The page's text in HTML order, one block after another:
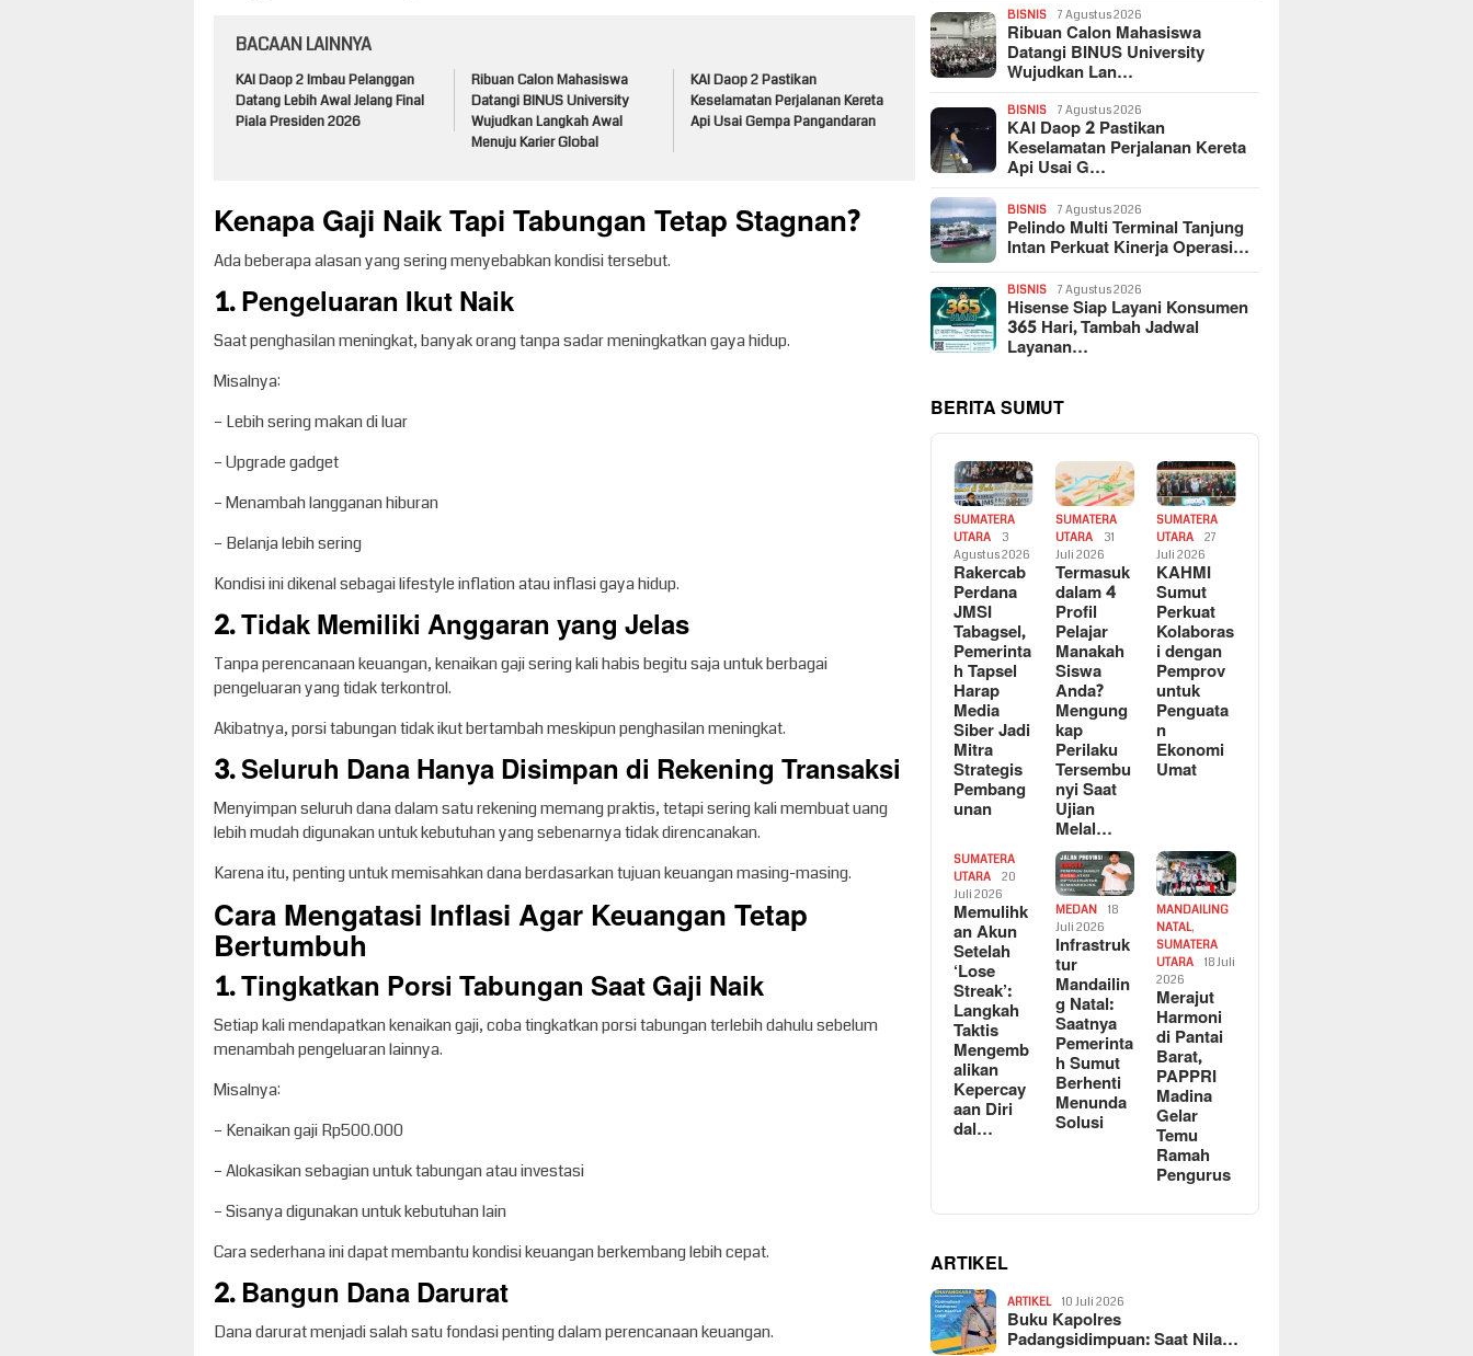
BACAAN LAINNYA
KAI Daop 2 Imbau Pelanggan
Datang Lebih Awal Jelang Final
Piala Presiden 2026
Ribuan Calon Mahasiswa
Datangi BINUS University
Wujudkan Langkah Awal
Menuju Karier Global
KAI Daop 2 Pastikan
Keselamatan Perjalanan Kereta
Api Usai Gempa Pangandaran
Kenapa Gaji Naik Tapi Tabungan Tetap Stagnan?
Ada beberapa alasan yang sering menyebabkan kondisi tersebut.
1. Pengeluaran Ikut Naik
Saat penghasilan meningkat, banyak orang tanpa sadar meningkatkan gaya hidup.
Misalnya:
– Lebih sering makan di luar
– Upgrade gadget
– Menambah langganan hiburan
– Belanja lebih sering
Kondisi ini dikenal sebagai lifestyle inflation atau inflasi gaya hidup.
2. Tidak Memiliki Anggaran yang Jelas
Tanpa perencanaan keuangan, kenaikan gaji sering kali habis begitu saja untuk berbagai
pengeluaran yang tidak terkontrol.
Akibatnya, porsi tabungan tidak ikut bertambah meskipun penghasilan meningkat.
3. Seluruh Dana Hanya Disimpan di Rekening Transaksi
Menyimpan seluruh dana dalam satu rekening memang praktis, tetapi sering kali membuat uang
lebih mudah digunakan untuk kebutuhan yang sebenarnya tidak direncanakan.
Karena itu, penting untuk memisahkan dana berdasarkan tujuan keuangan masing-masing.
Cara Mengatasi Inflasi Agar Keuangan Tetap
Bertumbuh
1. Tingkatkan Porsi Tabungan Saat Gaji Naik
Setiap kali mendapatkan kenaikan gaji, coba tingkatkan porsi tabungan terlebih dahulu sebelum
menambah pengeluaran lainnya.
Misalnya:
– Kenaikan gaji Rp500.000
– Alokasikan sebagian untuk tabungan atau investasi
– Sisanya digunakan untuk kebutuhan lain
Cara sederhana ini dapat membantu kondisi keuangan berkembang lebih cepat.
2. Bangun Dana Darurat
Dana darurat menjadi salah satu fondasi penting dalam perencanaan keuangan.
BISNIS 7 Agustus 2026
Ribuan Calon Mahasiswa
Datangi BINUS University
Wujudkan Lan…
BISNIS 7 Agustus 2026
KAI Daop 2 Pastikan
Keselamatan Perjalanan Kereta
Api Usai G…
BISNIS 7 Agustus 2026
Pelindo Multi Terminal Tanjung
Intan Perkuat Kinerja Operasi…
BISNIS 7 Agustus 2026
Hisense Siap Layani Konsumen
365 Hari, Tambah Jadwal
Layanan…
BERITA SUMUT
SUMATERA
UTARA
3
Agustus 2026
Rakercab
Perdana
JMSI
Tabagsel,
Pemerinta
h Tapsel
Harap
Media
Siber Jadi
Mitra
Strategis
Pembang
unan
SUMATERA
UTARA
31
Juli 2026
Termasuk
dalam 4
Profil
Pelajar
Manakah
Siswa
Anda?
Mengung
kap
Perilaku
Tersembu
nyi Saat
Ujian
Melal…
SUMATERA
UTARA
27
Juli 2026
KAHMI
Sumut
Perkuat
Kolaboras
i dengan
Pemprov
untuk
Penguata
n
Ekonomi
Umat
SUMATERA
UTARA
20
Juli 2026
Memulihk
an Akun
Setelah
‘Lose
Streak’:
Langkah
Taktis
Mengemb
alikan
Kepercay
aan Diri
dal…
MEDAN
18
Juli 2026
Infrastruk
tur
Mandailin
g Natal:
Saatnya
Pemerinta
h Sumut
Berhenti
Menunda
Solusi
MANDAILING
NATAL,
SUMATERA
UTARA
18 Juli
2026
Merajut
Harmoni
di Pantai
Barat,
PAPPRI
Madina
Gelar
Temu
Ramah
Pengurus
ARTIKEL
ARTIKEL 10 Juli 2026
Buku Kapolres
Padangsidimpuan: Saat Nila…